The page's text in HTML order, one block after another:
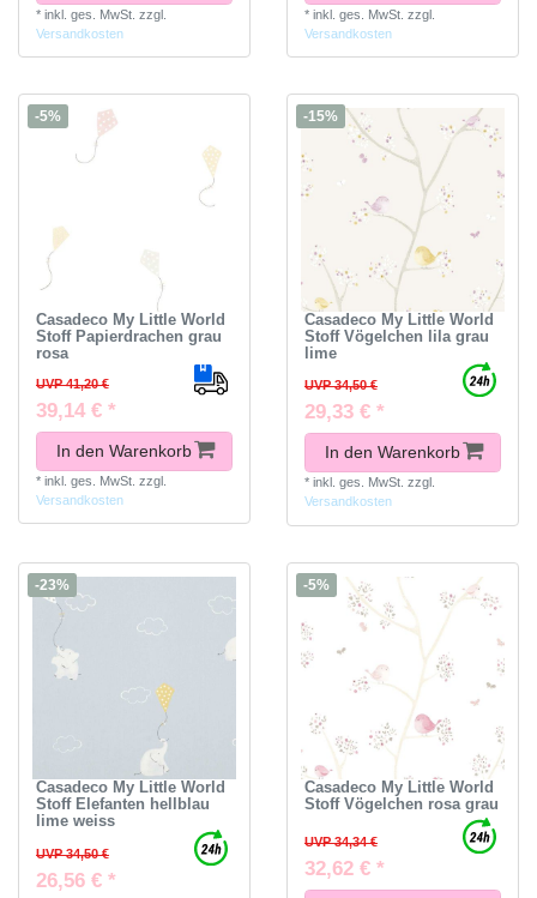
* inkl. ges. MwSt. zzgl.
Versandkosten
* inkl. ges. MwSt. zzgl.
Versandkosten
-5%
Casadeco My Little World
Stoff Papierdrachen grau
rosa
UVP 41,20 €
39,14 € *
In den Warenkorb
* inkl. ges. MwSt. zzgl.
Versandkosten
-15%
Casadeco My Little World
Stoff Vögelchen lila grau
lime
UVP 34,50 €
29,33 € *
In den Warenkorb
* inkl. ges. MwSt. zzgl.
Versandkosten
-23%
Casadeco My Little World
Stoff Elefanten hellblau
lime weiss
UVP 34,50 €
26,56 € *
-5%
Casadeco My Little World
Stoff Vögelchen rosa grau
UVP 34,34 €
32,62 € *